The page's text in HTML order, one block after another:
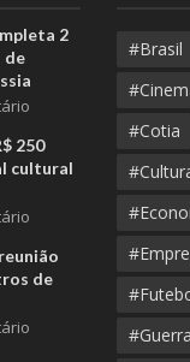
2
de
250
cultural
de
#Brasil
#Cotia
#Guerra